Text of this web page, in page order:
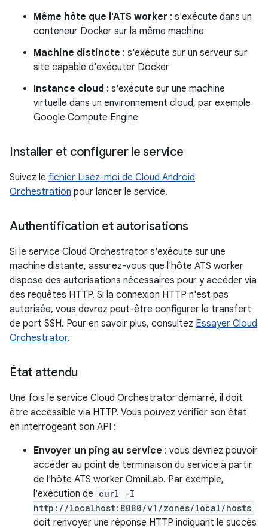
Même hôte que l'ATS worker : s'exécute dans un
conteneur Docker sur la même machine
Machine distincte : s'exécute sur un serveur sur
site capable d'exécuter Docker
Instance cloud : s'exécute sur une machine
virtuelle dans un environnement cloud, par exemple
Google Compute Engine
Installer et configurer le service
Suivez le fichier Lisez-moi de Cloud Android
Orchestration pour lancer le service.
Authentification et autorisations
Si le service Cloud Orchestrator s'exécute sur une
machine distante, assurez-vous que l'hôte ATS worker
dispose des autorisations nécessaires pour y accéder via
des requêtes HTTP. Si la connexion HTTP n'est pas
autorisée, vous devrez peut-être configurer le transfert
de port SSH. Pour en savoir plus, consultez Essayer Cloud
Orchestrator.
État attendu
Une fois le service Cloud Orchestrator démarré, il doit
être accessible via HTTP. Vous pouvez vérifier son état
en interrogeant son API :
Envoyer un ping au service : vous devriez pouvoir
accéder au point de terminaison du service à partir
de l'hôte ATS worker OmniLab. Par exemple,
l'exécution de curl -I
http://localhost:8080/v1/zones/local/hosts
doit renvoyer une réponse HTTP indiquant le succès